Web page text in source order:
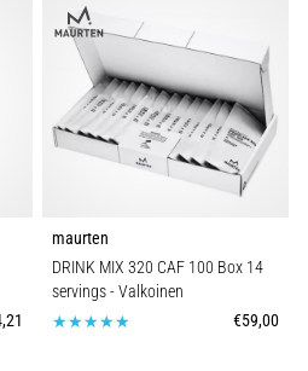
maurten
DRINK MIX 320 CAF 100 Box 14
servings- Valkoinen
€59,00